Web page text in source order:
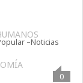
–Noticias
0